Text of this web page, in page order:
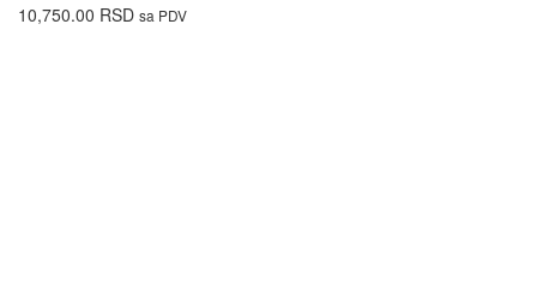
10,750.00 RSD sa PDV